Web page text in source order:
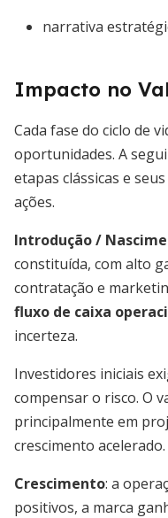
narrativa
Impacto no
Cada fase do ciclo de
oportunidades. A
etapas clássicas e
ações.
Introdução /
constituída, com alto
contratação e
fluxo de caixa
incerteza.
Investidores iniciais
compensar o risco. O
principalmente em
crescimento acelerado.
Crescimento: a
positivos, a marca